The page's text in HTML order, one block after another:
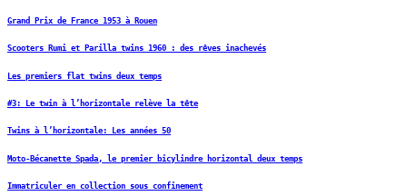
Grand Prix de France 1953 à Rouen
Scooters Rumi et Parilla twins 1960 : des rêves inachevés
Les premiers flat twins deux temps
#3: Le twin à l’horizontale relève la tête
Twins à l’horizontale: Les années 50
Moto-Bécanette Spada, le premier bicylindre horizontal deux temps
Immatriculer en collection sous confinement